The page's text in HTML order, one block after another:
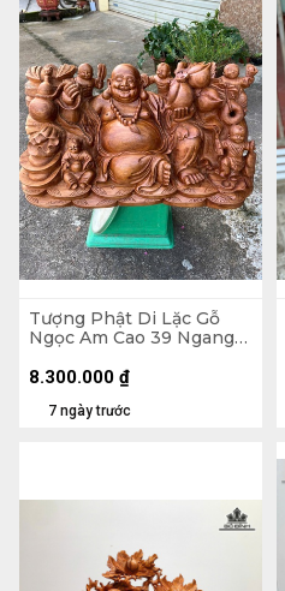
Tượng Phật Di Lặc Gỗ
Ngọc Am Cao 39 Ngang
7 ngày trước
8.300.000 ₫